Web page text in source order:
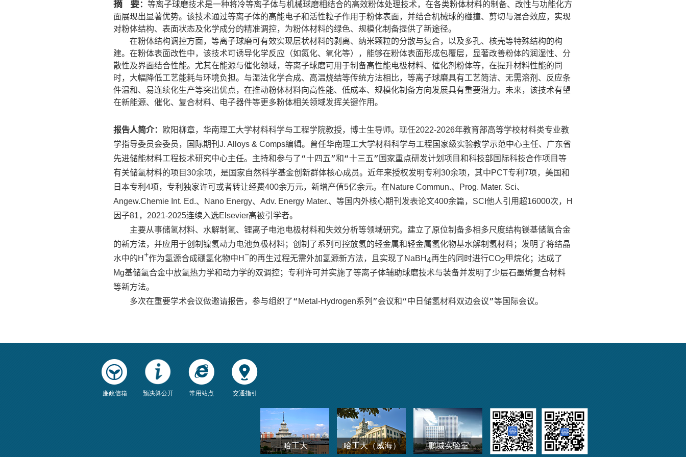
摘 要： 等离子球磨技术是一种将冷等离子体与机械球磨相结合的高效粉体处理技术，在各类粉体材料的制备、改性与功能化方
面展现出显著优势。该技术通过等离子体的高能电子和活性粒子作用于粉体表面，并结合机械球的碰撞、剪切与混合效应，实现
对粉体结构、表面状态及化学成分的精准调控，为粉体材料的绿色、规模化制备提供了新途径。
在粉体结构调控方面，等离子球磨可有效实现层状材料的剥离、纳米颗粒的分散与复合，以及多孔、核壳等特殊结构的构
建。在粉体表面改性中，该技术可诱导化学反应（如氮化、氧化等），能够在粉体表面形成包覆层，显著改善粉体的润湿性、分
散性及界面结合性能。尤其在能源与催化领域，等离子球磨可用于制备高性能电极材料、催化剂粉体等，在提升材料性能的同
时，大幅降低工艺能耗与环境负担。与湿法化学合成、高温烧结等传统方法相比，等离子球磨具有工艺简洁、无需溶剂、反应条
件温和、易连续化生产等突出优点，在推动粉体材料向高性能、低成本、规模化制备方向发展具有重要潜力。未来，该技术有望
在新能源、催化、复合材料、电子器件等更多粉体相关领域发挥关键作用。
报告人简介： 欧阳柳章，华南理工大学材料科学与工程学院教授，博士生导师。 现任2022-2026年教育部高等学校材料类专业教
学指导委员会委员 ， 国际期刊 J. Alloys & Comps编辑。曾任华南理工大学材料科学与工程国家级实验教学示范中心主任、广东省
先进储能材料工程技术研究中心主任。主持和参与了“十四五”和“十三五”国家重点研发计划项目和科技部国际科技合作项目等
有关储氢材料的项目30余项，是国家自然科学基金创新群体核心成员。近年来授权发明专利 30余项，其中PCT专利 7项，美国和
日本专利 4项，专利独家许可或者转让经费400余万元，新增产值5亿余元。在Nature Commun.、 Prog. Mater. Sci、
Angew.Chemie Int. Ed.、 Nano Energy、 Adv. Energy Mater.、等国内外核心期刊发表论文400余篇， SCI 他人引用超16000次， H
因子81， 2021-2025连续入选Elsevier高被引学者。
主要从事储氢材料、水解制氢、锂离子电池电极材料和失效分析等领域研究。建立了原位制备多相多尺度结构镁基储氢合金
的新方法，并应用于创制镍氢动力电池负极材料；创制了系列可控放氢的轻金属和轻金属氢化物基水解制氢材料；发明了将结晶
水中的H+作为氢源合成硼氢化物中H−的再生过程无需外加氢源新方法，且实现了 NaBH4再生的同时进行CO2甲烷化；达成了
Mg基储氢合金中放氢热力学和动力学的双调控；专利许可并实施了等离子体辅助球磨技术与装备并发明了少层石墨烯复合材料
等新方法。
多次在重要学术会议做邀请报告，参与组织了“ Metal-Hydrogen系列”会议和“中日储氢材料双边会议”等国际会议。
廉政信箱 预决算公开 常用站点 交通指引
哈工大 哈工大（威海） 鹏城实验室